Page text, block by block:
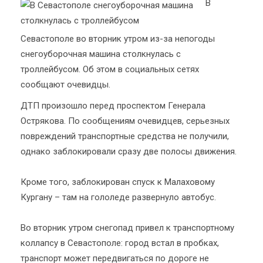
В
Севастополе во вторник утром из-за непогоды
снегоуборочная машина столкнулась с
троллейбусом. Об этом в социальных сетях
сообщают очевидцы.
ДТП произошло перед проспектом Генерала
Острякова. По сообщениям очевидцев, серьезных
повреждений транспортные средства не получили,
однако заблокировали сразу две полосы движения.
Кроме того, заблокирован спуск к Малаховому
Кургану – там на гололеде развернуло автобус.
Во вторник утром снегопад привел к транспортному
коллапсу в Севастополе: город встал в пробках,
транспорт может передвигаться по дороге не